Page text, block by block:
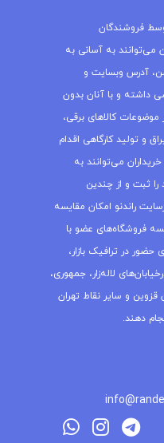
فروشندگان
به آسانی به
آدرس وبسایت و
داشته و با آنان بدون
کالاهای برقی،
و تولید کارگاهی اقدام
می‌توانند به
ثبت و از چندین
راندنو امکان مقایسه
فروشگاه‌های عضو با
در ترافیک بازار،
لاله‌زار، جمهوری،
و سایر نقاط تهران
دهند.